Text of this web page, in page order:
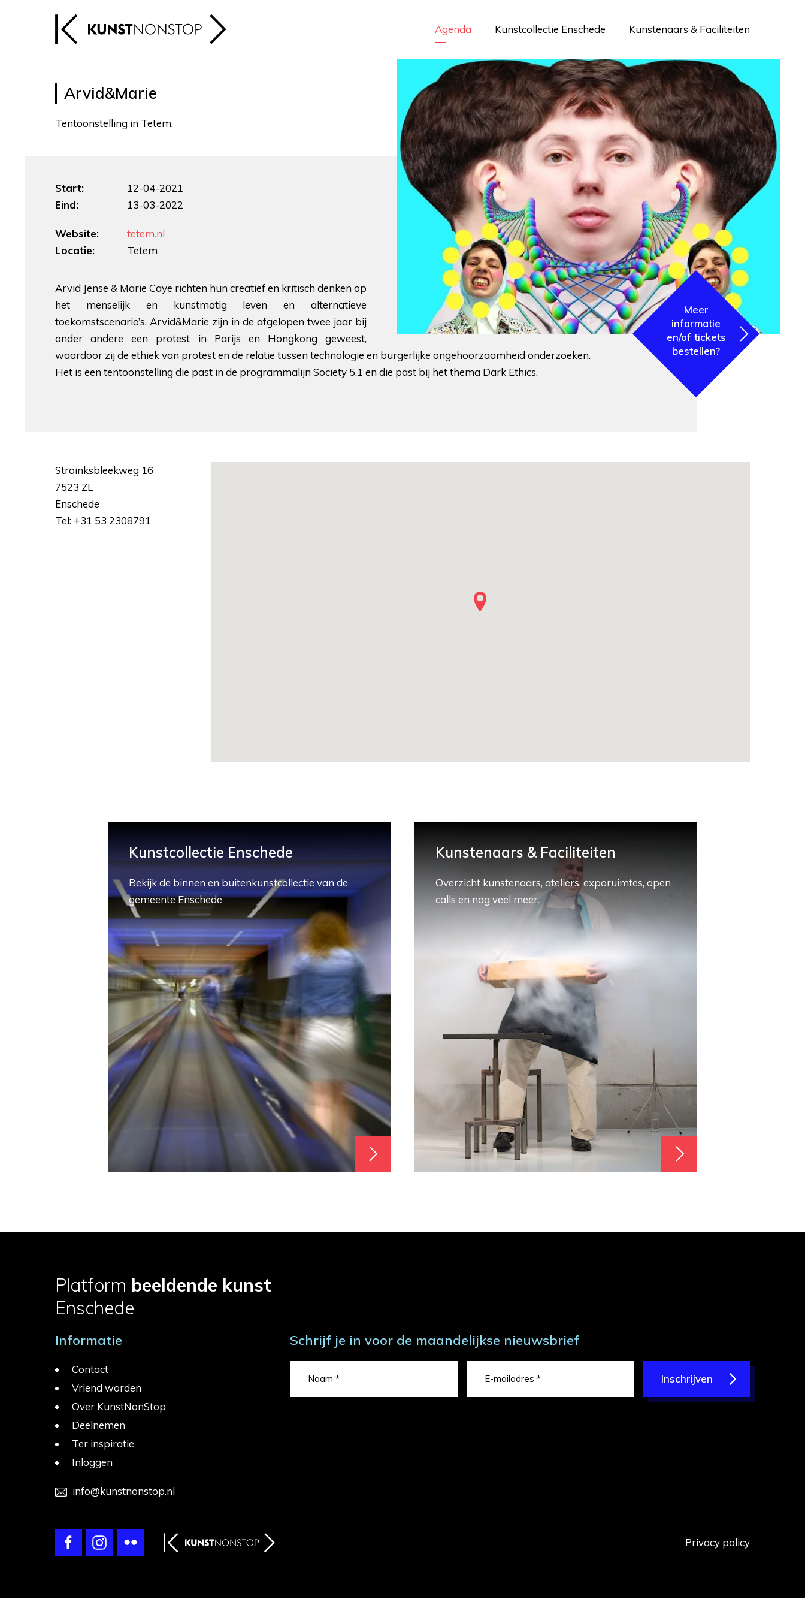
Agenda Kunstcollectie Enschede Kunstenaars & Faciliteiten
Meer
informatie
en/of tickets
bestellen?
Arvid&Marie
Tentoonstelling in Tetem.
Start:
12-04-2021
Eind:
13-03-2022
Website:
tetem.nl
Locatie:
Tetem
Arvid Jense & Marie Caye richten hun creatief en kritisch denken op
het menselijk en kunstmatig leven en alternatieve
toekomstscenario’s. Arvid&Marie zijn in de afgelopen twee jaar bij
onder andere een protest in Parijs en Hongkong geweest,
waardoor zij de ethiek van protest en de relatie tussen technologie en burgerlijke ongehoorzaamheid onderzoeken.
Het is een tentoonstelling die past in de programmalijn Society 5.1 en die past bij het thema Dark Ethics.
Stroinksbleekweg 16
7523 ZL
Enschede
Tel: +31 53 2308791
Kunstcollectie Enschede
Bekijk de binnen en buitenkunstcollectie van de
gemeente Enschede
Kunstenaars & Faciliteiten
Overzicht kunstenaars, ateliers, exporuimtes, open
calls en nog veel meer.
Platform beeldende kunst
Enschede
Informatie
Contact
Vriend worden
Over KunstNonStop
Deelnemen
Ter inspiratie
Inloggen
info@kunstnonstop.nl
Schrijf je in voor de maandelijkse nieuwsbrief
Inschrijven
Privacy policy